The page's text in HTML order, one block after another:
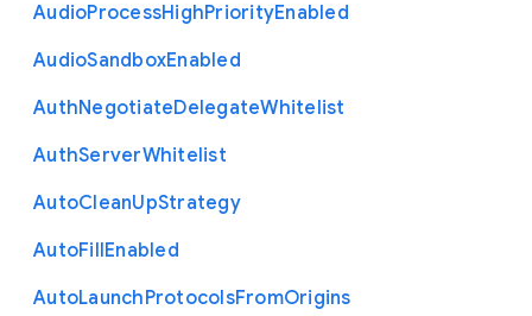
AudioProcessHighPriorityEnabled
AudioSandboxEnabled
AuthNegotiateDelegateWhitelist
AuthServerWhitelist
AutoCleanUpStrategy
AutoFillEnabled
AutoLaunchProtocolsFromOrigins